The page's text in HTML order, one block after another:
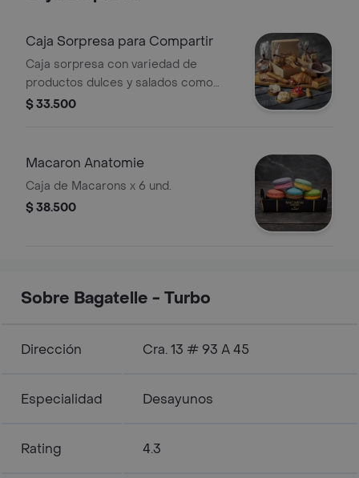
Caja Sorpresa para Compartir
Caja sorpresa con variedad de
productos dulces y salados como
croissants, galletas, pasteles y más. El
$ 33.500
Macaron Anatomie
Caja de Macarons x 6 und.
$ 38.500
Sobre Bagatelle - Turbo
Dirección Cra. 13 # 93 A 45
Especialidad Desayunos
Rating 4.3